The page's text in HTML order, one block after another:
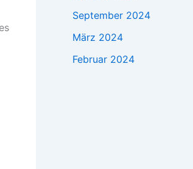
September 2024
März 2024
Februar 2024